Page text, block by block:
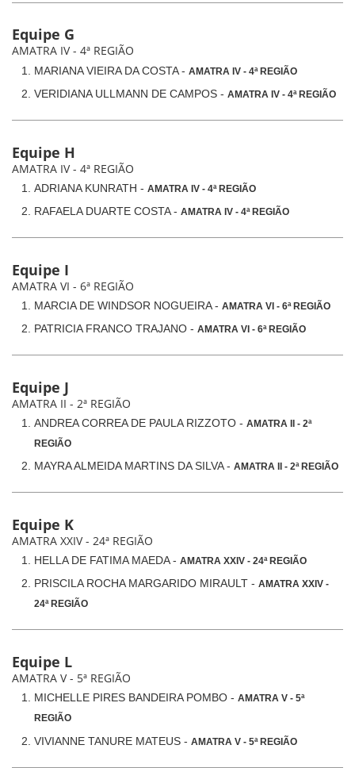
Equipe G
AMATRA IV - 4ª REGIÃO
MARIANA VIEIRA DA COSTA - AMATRA IV - 4ª REGIÃO
VERIDIANA ULLMANN DE CAMPOS - AMATRA IV - 4ª REGIÃO
Equipe H
AMATRA IV - 4ª REGIÃO
ADRIANA KUNRATH - AMATRA IV - 4ª REGIÃO
RAFAELA DUARTE COSTA - AMATRA IV - 4ª REGIÃO
Equipe I
AMATRA VI - 6ª REGIÃO
MARCIA DE WINDSOR NOGUEIRA - AMATRA VI - 6ª REGIÃO
PATRICIA FRANCO TRAJANO - AMATRA VI - 6ª REGIÃO
Equipe J
AMATRA II - 2ª REGIÃO
ANDREA CORREA DE PAULA RIZZOTO - AMATRA II - 2ª
REGIÃO
MAYRA ALMEIDA MARTINS DA SILVA - AMATRA II - 2ª REGIÃO
Equipe K
AMATRA XXIV - 24ª REGIÃO
HELLA DE FATIMA MAEDA - AMATRA XXIV - 24ª REGIÃO
PRISCILA ROCHA MARGARIDO MIRAULT - AMATRA XXIV -
24ª REGIÃO
Equipe L
AMATRA V - 5ª REGIÃO
MICHELLE PIRES BANDEIRA POMBO - AMATRA V - 5ª
REGIÃO
VIVIANNE TANURE MATEUS - AMATRA V - 5ª REGIÃO